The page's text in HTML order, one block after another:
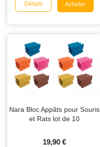
Détails Acheter
Nara Bloc Appâts pour Souris
et Rats lot de 10
19,90 €